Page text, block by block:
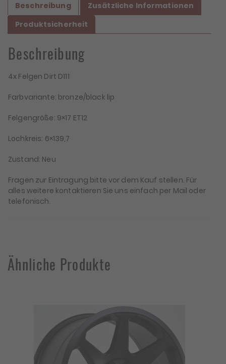
Beschreibung
Zusätzliche Informationen
Produktsicherheit
Beschreibung
4x Felgen Dirt D111
Farbvariante: bronze/black lip
Felgengröße: 9×17 ET12
Lochkreis: 6×139,7
Zustand: Neu
Fragen zur Eintragung bitte vor dem Kauf stellen. Für
alles weitere kontaktieren Sie uns einfach per Mail oder
telefonisch.
Ähnliche Produkte